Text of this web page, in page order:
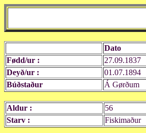
Dato
Fødd/ur :
27.09.1837
Deyð/ur :
01.07.1894
Búðstaður
Á Gørðum
Aldur :
56
Starv :
Fiskimaður